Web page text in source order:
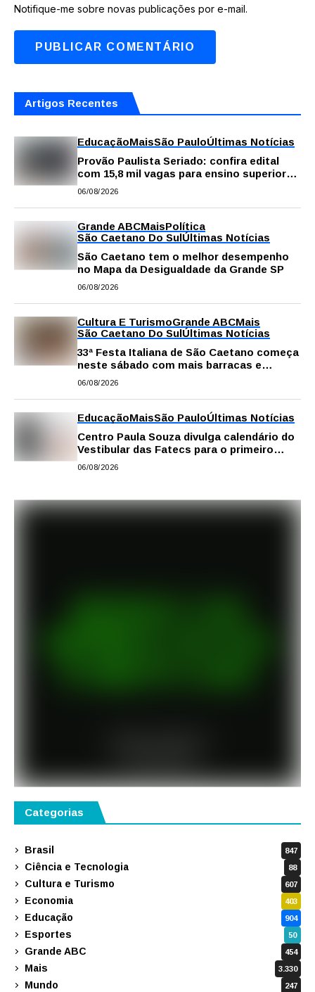
Notifique-me sobre novas publicações por e-mail.
Artigos Recentes
EducaçãoMaisSão PauloÚltimas Notícias
Provão Paulista Seriado: confira edital
com 15,8 mil vagas para ensino superior
público
06/08/2026
Grande ABCMaisPolítica
São Caetano Do SulÚltimas Notícias
São Caetano tem o melhor desempenho
no Mapa da Desigualdade da Grande SP
06/08/2026
Cultura E TurismoGrande ABCMais
São Caetano Do SulÚltimas Notícias
33ª Festa Italiana de São Caetano começa
neste sábado com mais barracas e
novidades em decoração e atrações
06/08/2026
EducaçãoMaisSão PauloÚltimas Notícias
Centro Paula Souza divulga calendário do
Vestibular das Fatecs para o primeiro
semestre de 2027
06/08/2026
Categorias
Brasil 847
Ciência e Tecnologia 88
Cultura e Turismo 607
Economia 403
Educação 904
Esportes 50
Grande ABC 454
Mais 3.330
Mundo 247